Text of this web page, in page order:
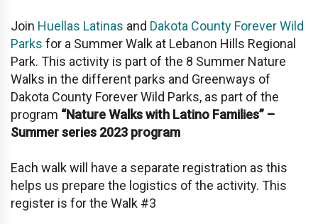
Join Huellas Latinas and Dakota County Forever Wild
Parks for a Summer Walk at Lebanon Hills Regional
Park. This activity is part of the 8 Summer Nature
Walks in the different parks and Greenways of
Dakota County Forever Wild Parks, as part of the
program “Nature Walks with Latino Families” –
Summer series 2023 program
Each walk will have a separate registration as this
helps us prepare the logistics of the activity. This
register is for the Walk #3